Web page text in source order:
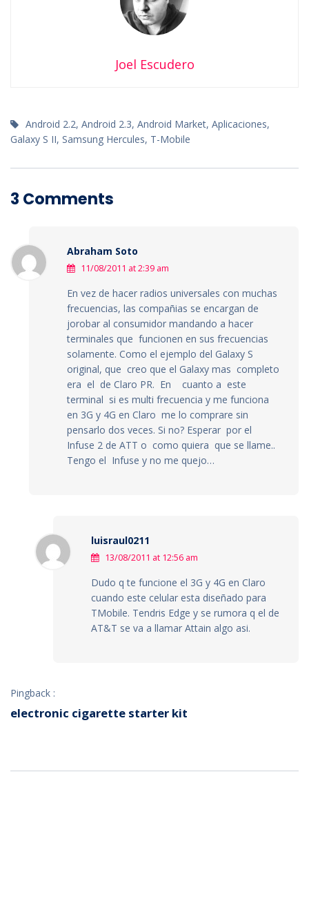
Joel Escudero
Android 2.2, Android 2.3, Android Market, Aplicaciones,
Galaxy S II, Samsung Hercules, T-Mobile
3 Comments
Abraham Soto
11/08/2011 at 2:39 am
En vez de hacer radios universales con muchas
frecuencias, las compañias se encargan de
jorobar al consumidor mandando a hacer
terminales que funcionen en sus frecuencias
solamente. Como el ejemplo del Galaxy S
original, que creo que el Galaxy mas completo
era el de Claro PR. En cuanto a este
terminal si es multi frecuencia y me funciona
en 3G y 4G en Claro me lo comprare sin
pensarlo dos veces. Si no? Esperar por el
Infuse 2 de ATT o como quiera que se llame..
Tengo el Infuse y no me quejo…
luisraul0211
13/08/2011 at 12:56 am
Dudo q te funcione el 3G y 4G en Claro
cuando este celular esta diseñado para
TMobile. Tendris Edge y se rumora q el de
AT&T se va a llamar Attain algo asi.
Pingback :
electronic cigarette starter kit